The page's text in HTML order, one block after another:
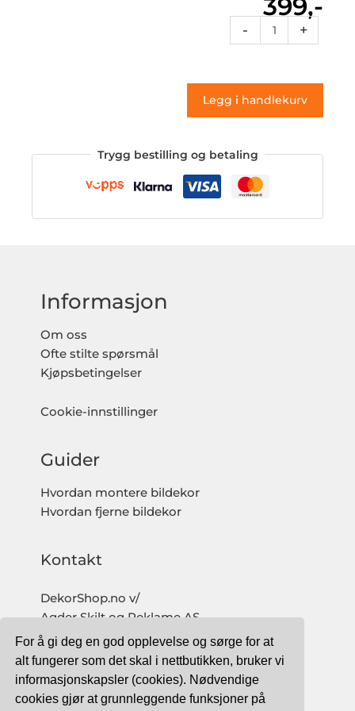
For å gi deg en god opplevelse og sørge for at
alt fungerer som det skal i nettbutikken, bruker vi
informasjonskapsler (cookies). Nødvendige
cookies gjør at grunnleggende funksjoner på
399,-
-
087
antall
+
Legg i handlekurv
Trygg bestilling og betaling
Informasjon
Om oss
Ofte stilte spørsmål
Kjøpsbetingelser
Cookie-innstillinger
Guider
Hvordan montere bildekor
Hvordan fjerne bildekor
Kontakt
DekorShop.no v/
Agder Skilt og Reklame AS
Org. nr: 997 633 016 MVA
salg@dekorshop.no
Tlf: 959 32 123